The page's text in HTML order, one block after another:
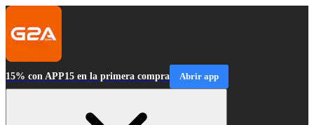
15% con APP15 en la primera compra Abrir app